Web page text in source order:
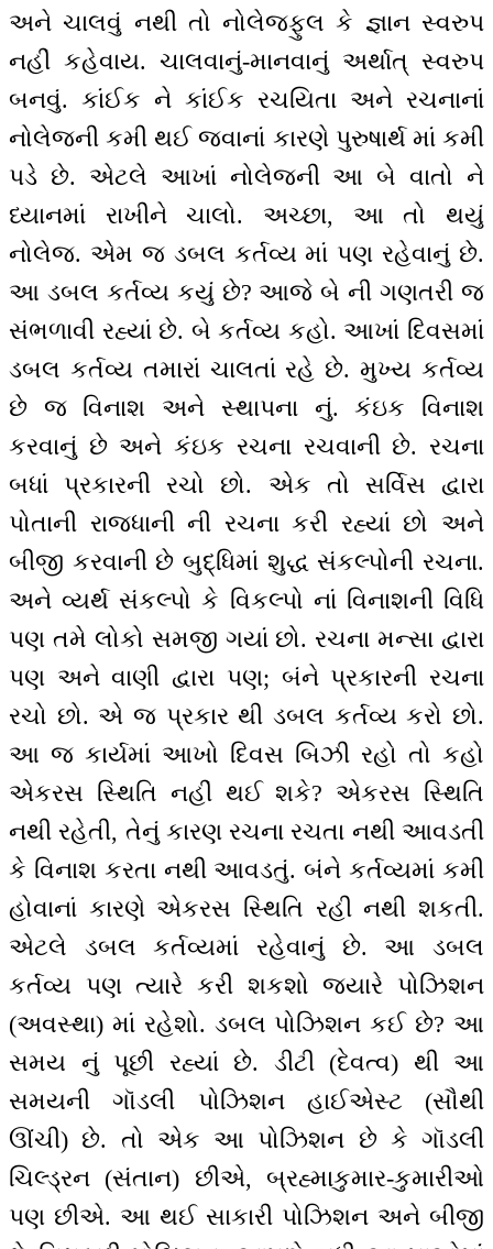
અને ચાલવું નથી તો નોલેજફુલ કે જ્ઞાન સ્વરુપ
નહીં કહેવાય. ચાલવાનું-માનવાનું અર્થાત્ સ્વરુપ
બનવું. કાંઈક ને કાંઈક રચયિતા અને રચનાનાં
નોલેજની કમી થઈ જવાનાં કારણે પુરુષાર્થ માં કમી
પડે છે. એટલે આખાં નોલેજની આ બે વાતો ને
ધ્યાનમાં રાખીને ચાલો. અચ્છા, આ તો થયું
નોલેજ. એમ જ ડબલ કર્તવ્ય માં પણ રહેવાનું છે.
આ ડબલ કર્તવ્ય કયું છે? આજે બે ની ગણતરી જ
સંભળાવી રહ્યાં છે. બે કર્તવ્ય કહો. આખાં દિવસમાં
ડબલ કર્તવ્ય તમારાં ચાલતાં રહે છે. મુખ્ય કર્તવ્ય
છે જ વિનાશ અને સ્થાપના નું. કંઇક વિનાશ
કરવાનું છે અને કંઇક રચના રચવાની છે. રચના
બધાં પ્રકારની રચો છો. એક તો સર્વિસ દ્વારા
પોતાની રાજધાની ની રચના કરી રહ્યાં છો અને
બીજી કરવાની છે બુદ્ધિમાં શુદ્ધ સંકલ્પોની રચના.
અને વ્યર્થ સંકલ્પો કે વિકલ્પો નાં વિનાશની વિધિ
પણ તમે લોકો સમજી ગયાં છો. રચના મન્સા દ્વારા
પણ અને વાણી દ્વારા પણ; બંને પ્રકારની રચના
રચો છો. એ જ પ્રકાર થી ડબલ કર્તવ્ય કરો છો.
આ જ કાર્યમાં આખો દિવસ બિઝી રહો તો કહો
એકરસ સ્થિતિ નહીં થઈ શકે? એકરસ સ્થિતિ
નથી રહેતી, તેનું કારણ રચના રચતા નથી આવડતી
કે વિનાશ કરતા નથી આવડતું. બંને કર્તવ્યમાં કમી
હોવાનાં કારણે એકરસ સ્થિતિ રહી નથી શકતી.
એટલે ડબલ કર્તવ્યમાં રહેવાનું છે. આ ડબલ
કર્તવ્ય પણ ત્યારે કરી શકશો જ્યારે પોઝિશન
(અવસ્થા) માં રહેશો. ડબલ પોઝિશન કઈ છે? આ
સમય નું પૂછી રહ્યાં છે. ડીટી (દેવત્વ) થી આ
સમયની ગૉડલી પોઝિશન હાઈએસ્ટ (સૌથી
ઊંચી) છે. તો એક આ પોઝિશન છે કે ગૉડલી
ચિલ્ડ્રન (સંતાન) છીએ, બ્રહ્માકુમાર-કુમારીઓ
પણ છીએ. આ થઈ સાકારી પોઝિશન અને બીજી